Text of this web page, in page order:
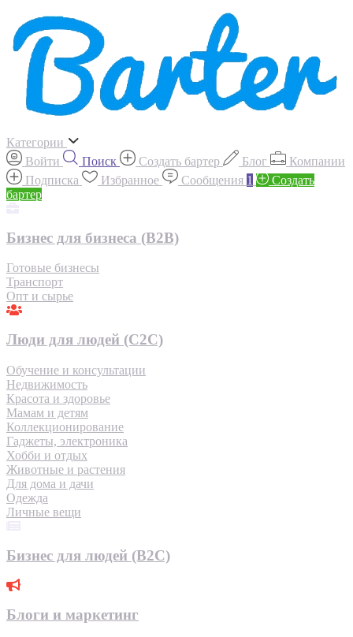
Категории
Войти
Поиск Создать бартер Блог
Компании
Подписка
Избранное Сообщения 1
Создать
бартер
Бизнес для бизнеса (B2B)
Готовые бизнесы
Транспорт
Опт и сырье
Люди для людей (С2С)
Обучение и консультации
Недвижимость
Красота и здоровье
Мамам и детям
Коллекционирование
Гаджеты, электроника
Хобби и отдых
Животные и растения
Для дома и дачи
Одежда
Личные вещи
Бизнес для людей (B2C)
Блоги и маркетинг